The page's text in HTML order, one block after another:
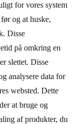
for vores system
og at huske,
Disse
på omkring en
slettet. Disse
analysere data for
websted. Dette
at bruge og
af produkter, du